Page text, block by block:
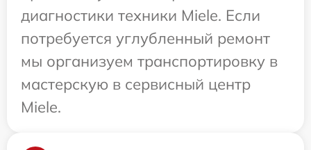
диагностики техники Miele. Если
потребуется углубленный ремонт
мы организуем транспортировку в
мастерскую в сервисный центр
Miele.